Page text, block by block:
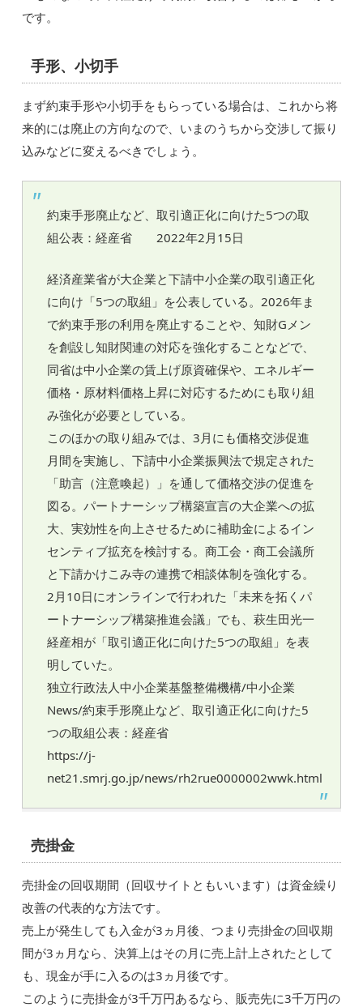
です。
手形、小切手
まず約束手形や小切手をもらっている場合は、これから将
来的には廃止の方向なので、いまのうちから交渉して振り
込みなどに変えるべきでしょう。
約束手形廃止など、取引適正化に向けた5つの取
組公表：経産省 2022年2月15日
経済産業省が大企業と下請中小企業の取引適正化
に向け「5つの取組」を公表している。2026年ま
で約束手形の利用を廃止することや、知財Gメン
を創設し知財関連の対応を強化することなどで、
同省は中小企業の賃上げ原資確保や、エネルギー
価格・原材料価格上昇に対応するためにも取り組
み強化が必要としている。
このほかの取り組みでは、3月にも価格交渉促進
月間を実施し、下請中小企業振興法で規定された
「助言（注意喚起）」を通して価格交渉の促進を
図る。パートナーシップ構築宣言の大企業への拡
大、実効性を向上させるために補助金によるイン
センティブ拡充を検討する。商工会・商工会議所
と下請かけこみ寺の連携で相談体制を強化する。
2月10日にオンラインで行われた「未来を拓くパ
ートナーシップ構築推進会議」でも、萩生田光一
経産相が「取引適正化に向けた5つの取組」を表
明していた。
独立行政法人中小企業基盤整備機構/中小企業
News/約束手形廃止など、取引適正化に向けた5
つの取組公表：経産省
https://j-
net21.smrj.go.jp/news/rh2rue0000002wwk.html
売掛金
売掛金の回収期間（回収サイトともいいます）は資金繰り
改善の代表的な方法です。
売上が発生しても入金が3ヵ月後、つまり売掛金の回収期
間が3ヵ月なら、決算上はその月に売上計上されたとして
も、現金が手に入るのは3ヵ月後です。
このように売掛金が3千万円あるなら、販売先に3千万円の